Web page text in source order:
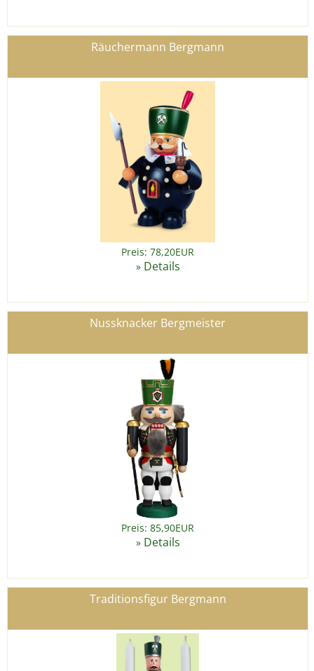
Räuchermann Bergmann
Preis: 78,20EUR
» Details
Nussknacker Bergmeister
Preis: 85,90EUR
» Details
Traditionsfigur Bergmann